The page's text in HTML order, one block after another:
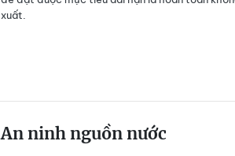
xuất.
An ninh nguồn nước